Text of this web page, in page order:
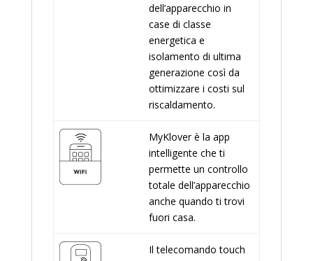
dell’apparecchio in
case di classe
energetica e
isolamento di ultima
generazione così da
ottimizzare i costi sul
riscaldamento.
MyKlover è la app
intelligente che ti
permette un controllo
totale dell’apparecchio
anche quando ti trovi
fuori casa.
Il telecomando touch